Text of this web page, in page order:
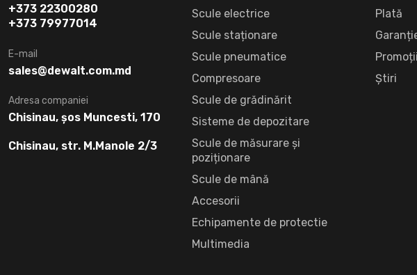
+373 22300280
+373 79977014
E-mail
sales@dewalt.com.md
Adresa companiei
Chisinau, șos Muncesti, 170
Chisinau, str. M.Manole 2/3
Scule electrice
Scule staționare
Scule pneumatice
Compresoare
Scule de grădinărit
Sisteme de depozitare
Scule de măsurare și
poziționare
Scule de mână
Accesorii
Echipamente de protectie
Multimedia
Plată
Promoții
Știri